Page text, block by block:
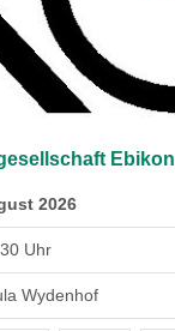
Ebikon
2026
Uhr
Wydenhof